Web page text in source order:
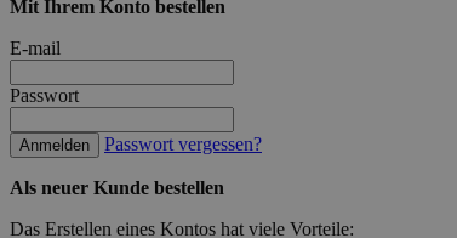
Mit Ihrem Konto bestellen
E-mail
Passwort
Anmelden Passwort vergessen?
Als neuer Kunde bestellen
Das Erstellen eines Kontos hat viele Vorteile: